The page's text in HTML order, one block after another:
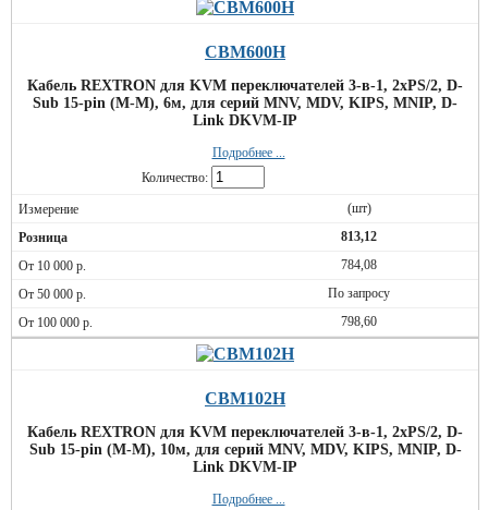
CBM600H
Кабель REXTRON для KVM переключателей 3-в-1, 2xPS/2, D-
Sub 15-pin (M-M), 6м, для серий MNV, MDV, KIPS, MNIP, D-
Link DKVM-IP
Подробнее ...
Количество:
(шт)
813,12
784,08
По запросу
798,60
CBM102H
Кабель REXTRON для KVM переключателей 3-в-1, 2xPS/2, D-
Sub 15-pin (M-M), 10м, для серий MNV, MDV, KIPS, MNIP, D-
Link DKVM-IP
Подробнее ...